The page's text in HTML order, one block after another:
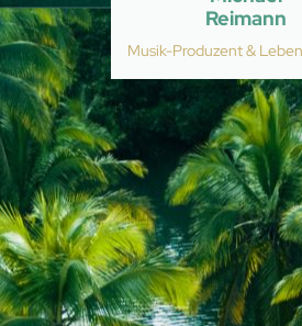
Reimann
Musik-Produzent &